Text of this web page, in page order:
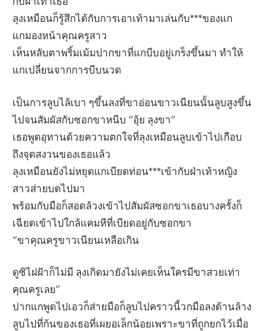
ลุงเหมือนก็รู้สึกได้กับการเอาเท้ามาเล่นกับ***ของแก
แกมองหน้าคุณครูสาว
เห็นหลับตาพริ้มเม้มปากขาที่แกบีบอยู่เกร็งขึ้นมา ทำให้
แกเปลี่ยนจากการบีบนวด
เป็นการลูบไล้เบา ๆขึ้นลงที่ขาอ่อนขาวเนียนนั้นลูบสูงขึ้น
ไปจนสัมผัสกับซอกขาหนีบ “อุ้ย ลุงขา”
เธอพูดอุทานด้วยความตกใจที่ลุงเหมือนลูบเข้าไปเกือบ
ถึงจุดสงวนของเธอแล้ว
ลุงเหมือนยังไม่หยุดแกเบียดท่อน***เข้ากับฝ่าเท้าหญิง
สาวส่ายบดไปมา
พร้อมกับมือก็สอดล้วงเข้าไปสัมผัสซอกขาเธอบางครั้งก็
เฉียดเข้าไปใกล้แคมหีที่เบียดอยู่กับซอกขา
“ขาคุณครูขาวเนียนเหลือเกิน
ดูซิไฝฝ้าก็ไม่มี ลุงเกิดมายังไม่เคยเห็นใครมีขาสวยเท่า
คุณครูเลย”
ปากแกพูดไปเอวก็ส่ายมือก็ลูบไปคราวนี้วกมือลงด้านล้าง
ลูบไปที่ก้นของเธอที่เผยอเล็กน้อยเพราะขาที่ถูกยกไว้เมื่อ